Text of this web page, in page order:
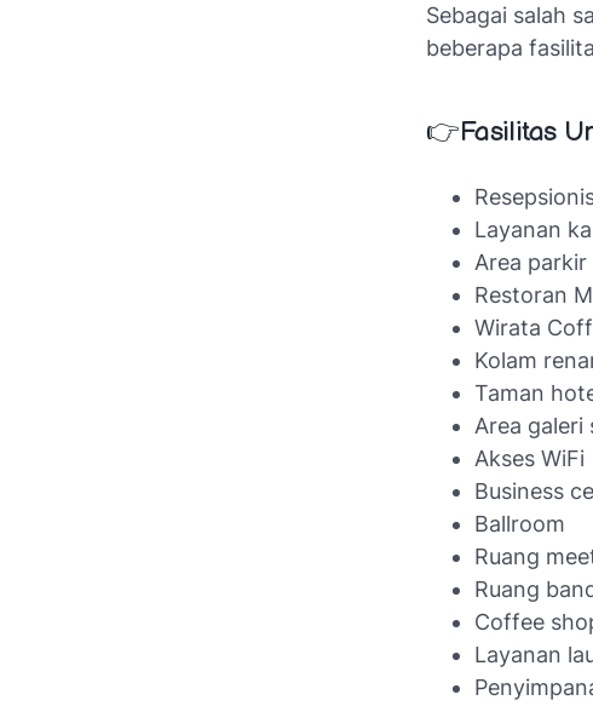
Sebagai salah
beberapa
👉Fasilitas
Layanan
Area
Restoran
Wirata
Kolam
Taman
Area galeri
Akses WiFi
Business
Ballroom
Ruang
Ruang
Coffee
Layanan